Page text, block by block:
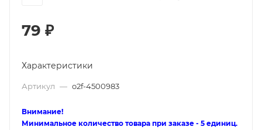
79 ₽
Характеристики
Артикул — o2f-4500983
Внимание!
Минимальное количество товара при заказе - 5 единиц.